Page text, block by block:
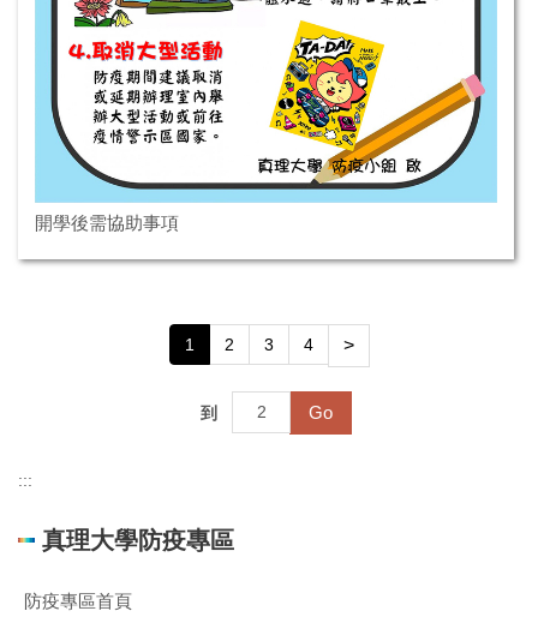
開學後需協助事項
1 2 3 4 >
到 Go
:::
真理大學防疫專區
防疫專區首頁